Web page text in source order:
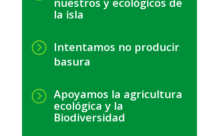
la isla
= Intentamos no producir
basura
= Apoyamos la agricultura
ecológica y la
Biodiversidad